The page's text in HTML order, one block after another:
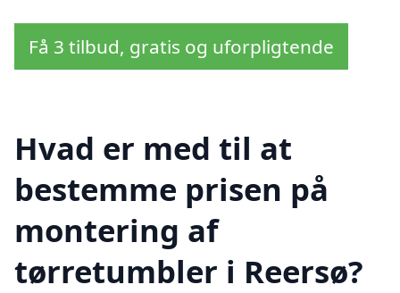
Få 3 tilbud, gratis og uforpligtende
Hvad er med til at
bestemme prisen på
montering af
tørretumbler i Reersø?